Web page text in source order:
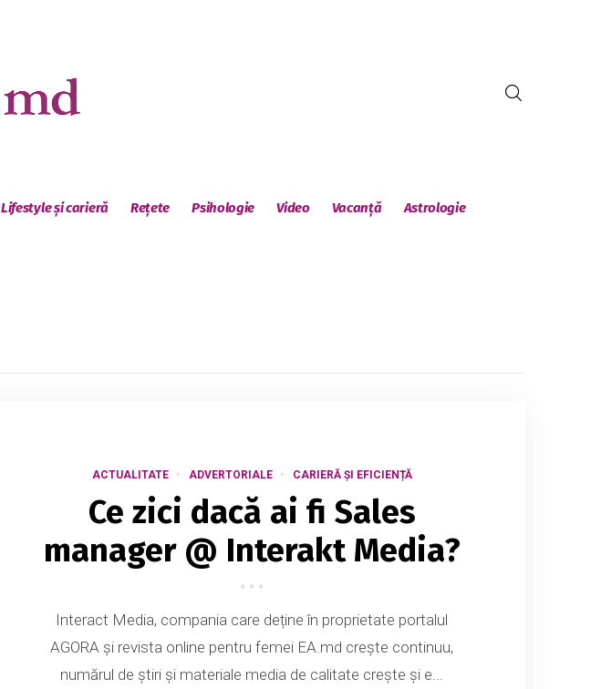
Lifestyle și carieră Rețete Psihologie Video Vacanță Astrologie
ACTUALITATE ADVERTORIALE CARIERĂ ȘI EFICIENȚĂ
Ce zici dacă ai fi Sales
manager @ Interakt Media?
Interact Media, compania care deține în proprietate portalul
AGORA și revista online pentru femei EA.md crește continuu,
numărul de știri și materiale media de calitate crește și e...